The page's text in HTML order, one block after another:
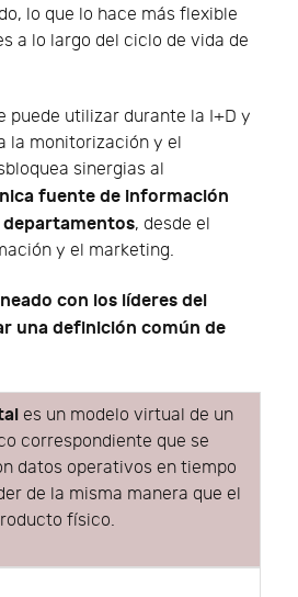
lo que lo hace más flexible
a lo largo del ciclo de vida de
puede utilizar durante la I+D y
la monitorización y el
sinergias al
fuente de información
, desde el
y el marketing.
con los líderes del
una definición común de
es un modelo virtual de un
correspondiente que se
datos operativos en tiempo
de la misma manera que el
físico.